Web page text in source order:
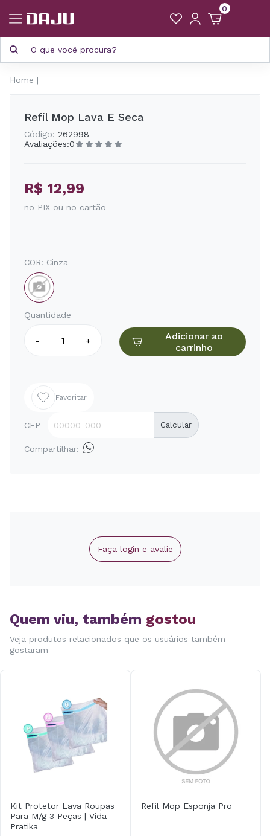
0
Home
Refil Mop Lava E Seca
Código: 262998
Avaliações:0
R$ 12,99
no PIX ou no cartão
COR: Cinza
Quantidade
- +
Adicionar ao
carrinho
Favoritar
CEP Calcular
Compartilhar:
Faça login e avalie
Quem viu, também gostou
Veja produtos relacionados que os usuários também
gostaram
Kit Protetor Lava Roupas
Para M/g 3 Peças | Vida
Pratika
Refil Mop Esponja Pro